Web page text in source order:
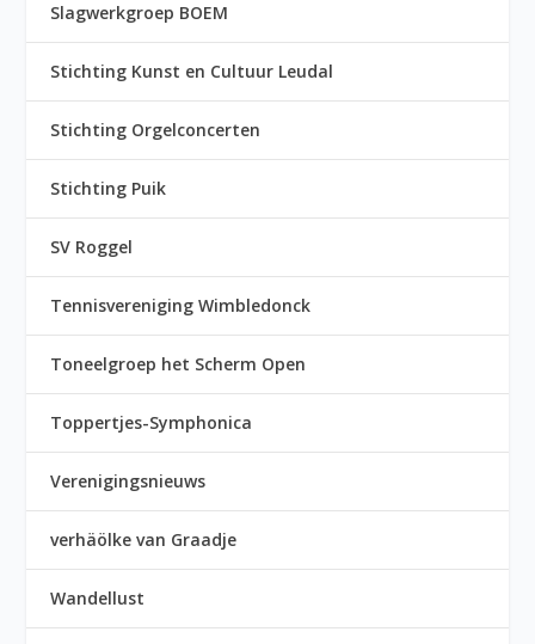
Slagwerkgroep BOEM
Stichting Kunst en Cultuur Leudal
Stichting Orgelconcerten
Stichting Puik
SV Roggel
Tennisvereniging Wimbledonck
Toneelgroep het Scherm Open
Toppertjes-Symphonica
Verenigingsnieuws
verhäölke van Graadje
Wandellust